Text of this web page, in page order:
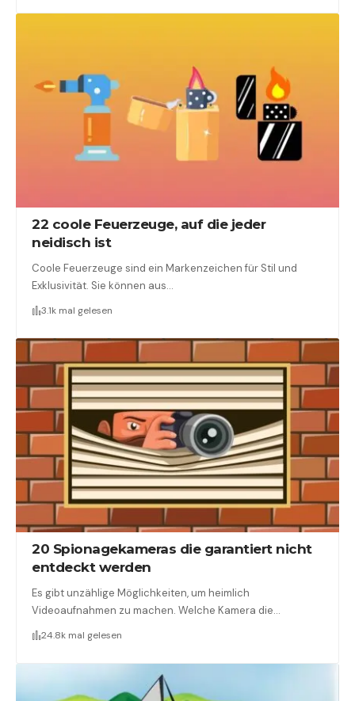
22 coole Feuerzeuge, auf die jeder
neidisch ist
Coole Feuerzeuge sind ein Markenzeichen für Stil und
Exklusivität. Sie können aus…
3.1k mal gelesen
20 Spionagekameras die garantiert nicht
entdeckt werden
Es gibt unzählige Möglichkeiten, um heimlich
Videoaufnahmen zu machen. Welche Kamera die…
24.8k mal gelesen